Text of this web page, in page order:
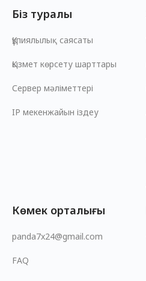
Біз туралы
Құпиялылық саясаты
Қызмет көрсету шарттары
Сервер мәліметтері
IP мекенжайын іздеу
Көмек орталығы
panda7x24@gmail.com
FAQ